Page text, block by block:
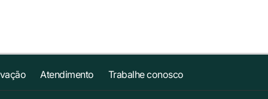
Atendimento Trabalhe conosco